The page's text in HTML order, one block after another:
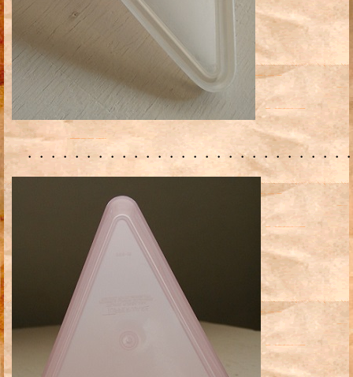
・・・・・・・・・・・・・・・・・・・・・・・・・・・